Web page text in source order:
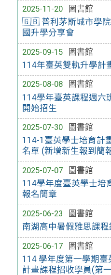
2025-11-20
圖書館
🇬🇧 普利茅斯城市學院
國升學分享會
2025-09-15
圖書館
114年臺英雙軌升學計
2025-08-08
圖書館
114學年臺英課程週六
開始招生
2025-07-30
圖書館
114-1臺英學士培育計
名單 (新增新生報到簡
2025-07-07
圖書館
114學年度臺英學士培
報名簡章
2025-06-23
圖書館
南湖高中暑假雅思課
2025-06-17
圖書館
114 學年度第一學期臺
計畫課程招收學員(第